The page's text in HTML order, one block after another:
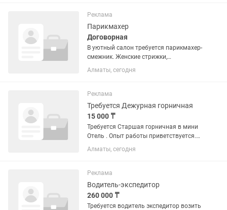
огромное внимание социализации и
здоровью...
Реклама
Парикмахер
Договорная
В уютный салон требуется парикмахер-
смежник. Женские стрижки,
окрашивания, мелирование, укладки,
прически, биозавивка, уходовые
Алматы, сегодня
Реклама
Требуется Дежурная горничная
15 000 ₸
Требуется Старшая горничная в мини
Отель . Опыт работы приветствуется.
Ищем девушек от 28-55 лет.
Обязанности: встреча и заселения
ночное время, стирка глажка...
Алматы, сегодня
Реклама
Водитель-экспедитор
260 000 ₸
Требуется водитель экспедитор возить